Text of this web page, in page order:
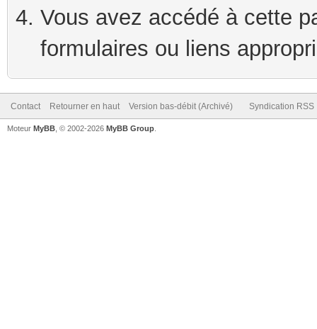
Vous avez accédé à cette
formulaires ou liens
Contact Retourner en haut Version bas-débit (Archivé) Syndication RSS
Moteur MyBB , © 2002-2026 MyBB Group